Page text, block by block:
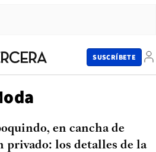
SUSCRÍBETE
en cancha de
privado: los detalles de la